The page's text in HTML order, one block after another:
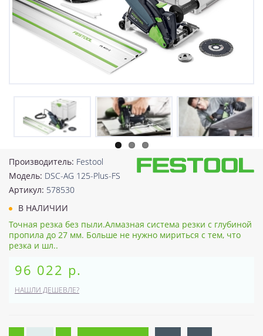
Производитель: Festool
Модель: DSC-AG 125-Plus-FS
Артикул: 578530
В НАЛИЧИИ
Точная резка без пыли.Алмазная система резки с глубиной
пропила до 27 мм. Больше не нужно мириться с тем, что
резка и шл..
96 022 р.
НАШЛИ ДЕШЕВЛЕ?